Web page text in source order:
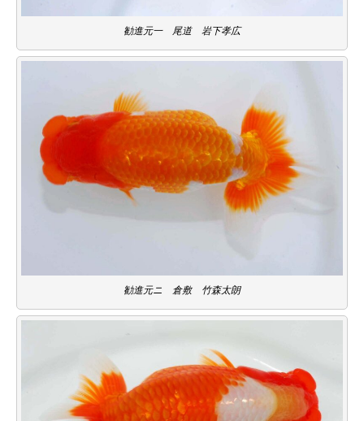
勧進元一 尾道 岩下孝広
勧進元ニ 倉敷 竹森太朗